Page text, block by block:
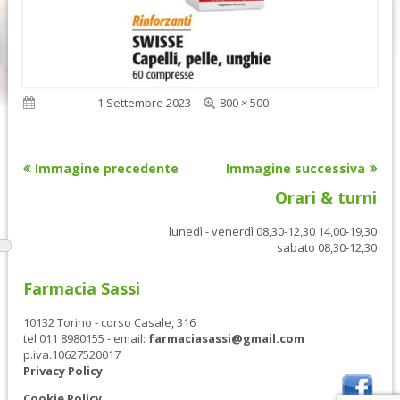
Pubblicato1 Settembre 2023
Dimensione
800 × 500
Immagine precedente Immagine successiva
Orari & turni
lunedì - venerdì 08,30-12,30 14,00-19,30
sabato 08,30-12,30
Farmacia Sassi
10132 Torino - corso Casale, 316
tel 011 8980155 - email: farmaciasassi@gmail.com
p.iva.10627520017
Privacy Policy